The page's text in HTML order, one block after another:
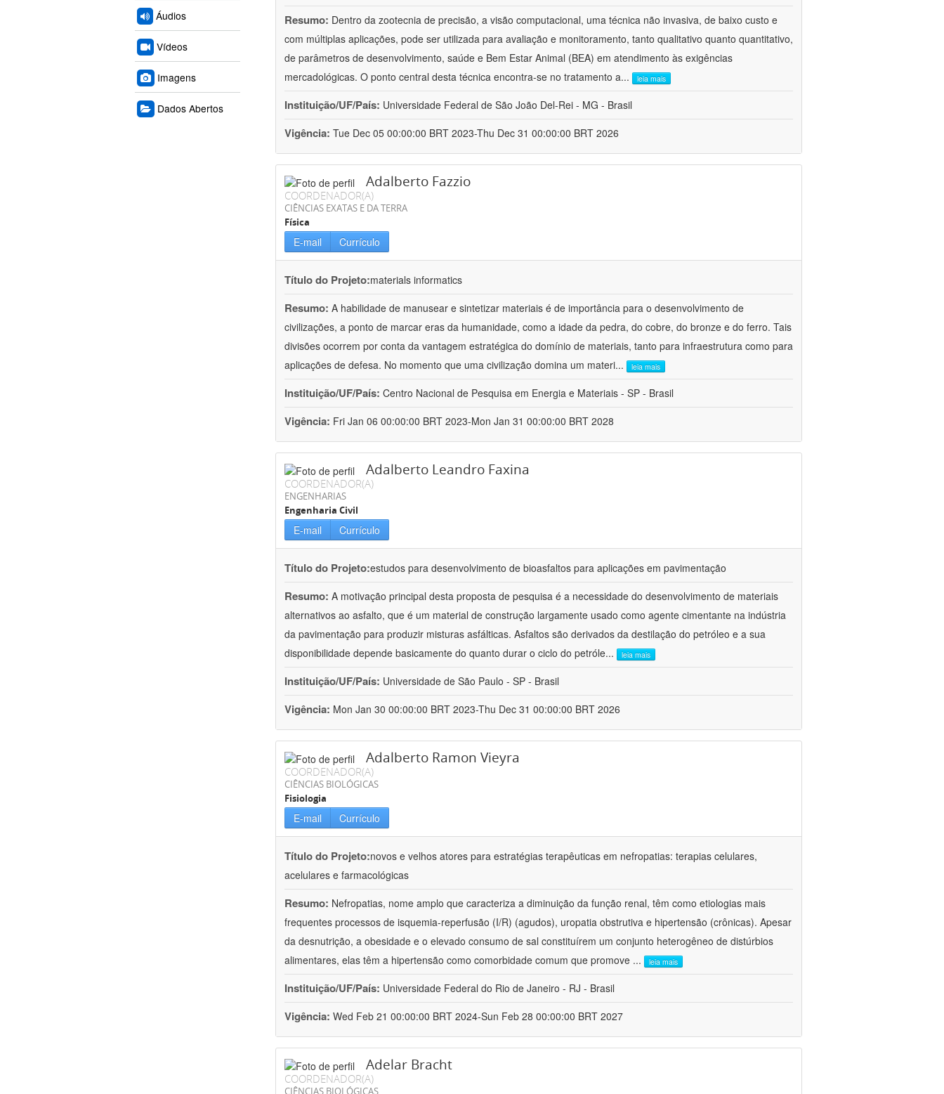
Áudios
Vídeos
Imagens
Dados Abertos
Resumo: Dentro da zootecnia de precisão, a visão computacional, uma técnica não invasiva, de baixo custo e
com múltiplas aplicações, pode ser utilizada para avaliação e monitoramento, tanto qualitativo quanto quantitativo,
de parâmetros de desenvolvimento, saúde e Bem Estar Animal (BEA) em atendimento às exigências
mercadológicas. O ponto central desta técnica encontra-se no tratamento a... leia mais
Instituição/UF/País: Universidade Federal de São João Del-Rei - MG - Brasil
Vigência: Tue Dec 05 00:00:00 BRT 2023-Thu Dec 31 00:00:00 BRT 2026
Adalberto Fazzio
COORDENADOR(A)
CIÊNCIAS EXATAS E DA TERRA
Física
E-mail Currículo
Título do Projeto:materials informatics
Resumo: A habilidade de manusear e sintetizar materiais é de importância para o desenvolvimento de
civilizações, a ponto de marcar eras da humanidade, como a idade da pedra, do cobre, do bronze e do ferro. Tais
divisões ocorrem por conta da vantagem estratégica do domínio de materiais, tanto para infraestrutura como para
aplicações de defesa. No momento que uma civilização domina um materi... leia mais
Instituição/UF/País: Centro Nacional de Pesquisa em Energia e Materiais - SP - Brasil
Vigência: Fri Jan 06 00:00:00 BRT 2023-Mon Jan 31 00:00:00 BRT 2028
Adalberto Leandro Faxina
COORDENADOR(A)
ENGENHARIAS
Engenharia Civil
E-mail Currículo
Título do Projeto:estudos para desenvolvimento de bioasfaltos para aplicações em pavimentação
Resumo: A motivação principal desta proposta de pesquisa é a necessidade do desenvolvimento de materiais
alternativos ao asfalto, que é um material de construção largamente usado como agente cimentante na indústria
da pavimentação para produzir misturas asfálticas. Asfaltos são derivados da destilação do petróleo e a sua
disponibilidade depende basicamente do quanto durar o ciclo do petróle... leia mais
Instituição/UF/País: Universidade de São Paulo - SP - Brasil
Vigência: Mon Jan 30 00:00:00 BRT 2023-Thu Dec 31 00:00:00 BRT 2026
Adalberto Ramon Vieyra
COORDENADOR(A)
CIÊNCIAS BIOLÓGICAS
Fisiologia
E-mail Currículo
Título do Projeto:novos e velhos atores para estratégias terapêuticas em nefropatias: terapias celulares,
acelulares e farmacológicas
Resumo: Nefropatias, nome amplo que caracteriza a diminuição da função renal, têm como etiologias mais
frequentes processos de isquemia-reperfusão (I/R) (agudos), uropatia obstrutiva e hipertensão (crônicas). Apesar
da desnutrição, a obesidade e o elevado consumo de sal constituírem um conjunto heterogêneo de distúrbios
alimentares, elas têm a hipertensão como comorbidade comum que promove ... leia mais
Instituição/UF/País: Universidade Federal do Rio de Janeiro - RJ - Brasil
Vigência: Wed Feb 21 00:00:00 BRT 2024-Sun Feb 28 00:00:00 BRT 2027
Adelar Bracht
COORDENADOR(A)
CIÊNCIAS BIOLÓGICAS